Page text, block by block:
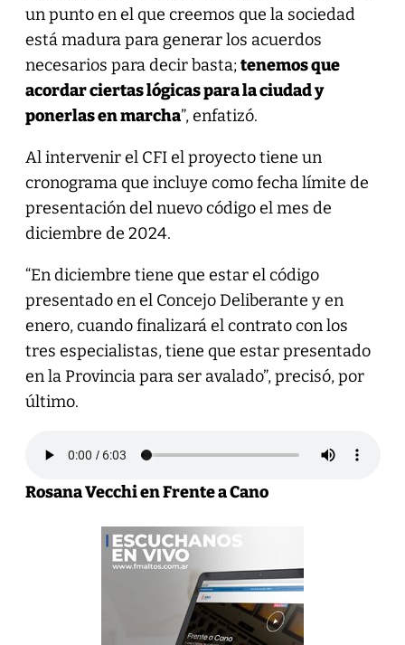
un punto en el que creemos que la sociedad
está madura para generar los acuerdos
necesarios para decir basta;tenemos que
acordar ciertas lógicas para la ciudad y
ponerlas en marcha”, enfatizó.
Al intervenir el CFI el proyecto tiene un
cronograma que incluye como fecha límite de
presentación del nuevo código el mes de
diciembre de 2024.
“En diciembre tiene que estar el código
presentado en el Concejo Deliberante y en
enero, cuando finalizará el contrato con los
tres especialistas, tiene que estar presentado
en la Provincia para ser avalado”, precisó, por
último.
Rosana Vecchi en Frente a Cano